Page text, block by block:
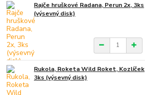
Rajče hruškové Radana, Perun 2x, 3ks
(výsevný disk)
Rukola, Roketa Wild Roket, Kozlíček
3ks (výsevný disk)